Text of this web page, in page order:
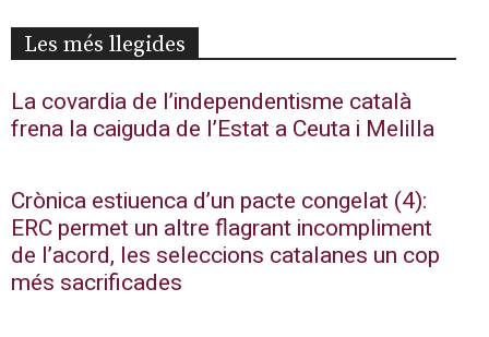
Les més llegides
La covardia de l’independentisme català
frena la caiguda de l’Estat a Ceuta i Melilla
Crònica estiuenca d’un pacte congelat (4):
ERC permet un altre flagrant incompliment
de l’acord, les seleccions catalanes un cop
més sacrificades